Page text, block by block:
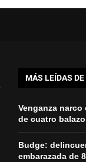
MÁS LEÍDAS
Venganza
de cuatro
Budge:
embarazada de